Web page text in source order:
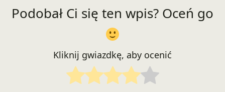
Podobał Ci się ten wpis? Oceń go
Kliknij gwiazdkę, aby ocenić